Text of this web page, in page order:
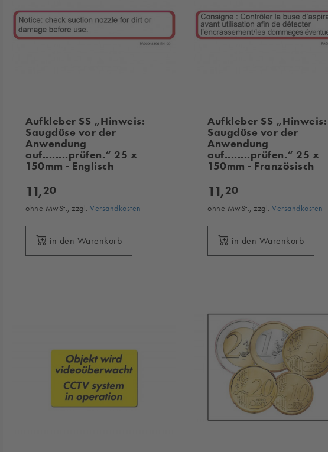
Aufkleber SS „Hinweis:
Saugdüse vor der
Anwendung
auf........prüfen.“ 25 x
150mm - Englisch
11,20
ohne MwSt., zzgl.Versandkosten
in den Warenkorb
Aufkleber SS „Hinweis:
Saugdüse vor der
Anwendung
auf........prüfen.“ 25 x
150mm - Französisch
11,20
ohne MwSt., zzgl.Versandkosten
in den Warenkorb